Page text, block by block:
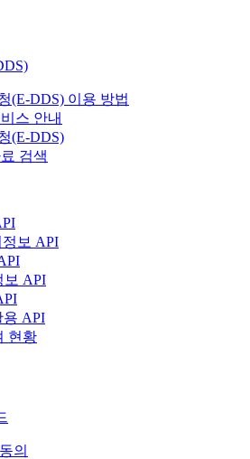
(E-DDS) 이용 방법
스 안내
(E-DDS)
검색
보 API
보 API
용 API
현황
의